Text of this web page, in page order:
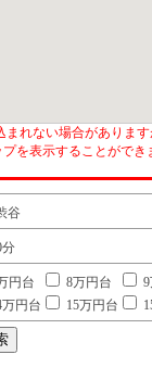
れない場合がありま
を表示することができ
谷
分
円台 8万円台
万円台 15万円台